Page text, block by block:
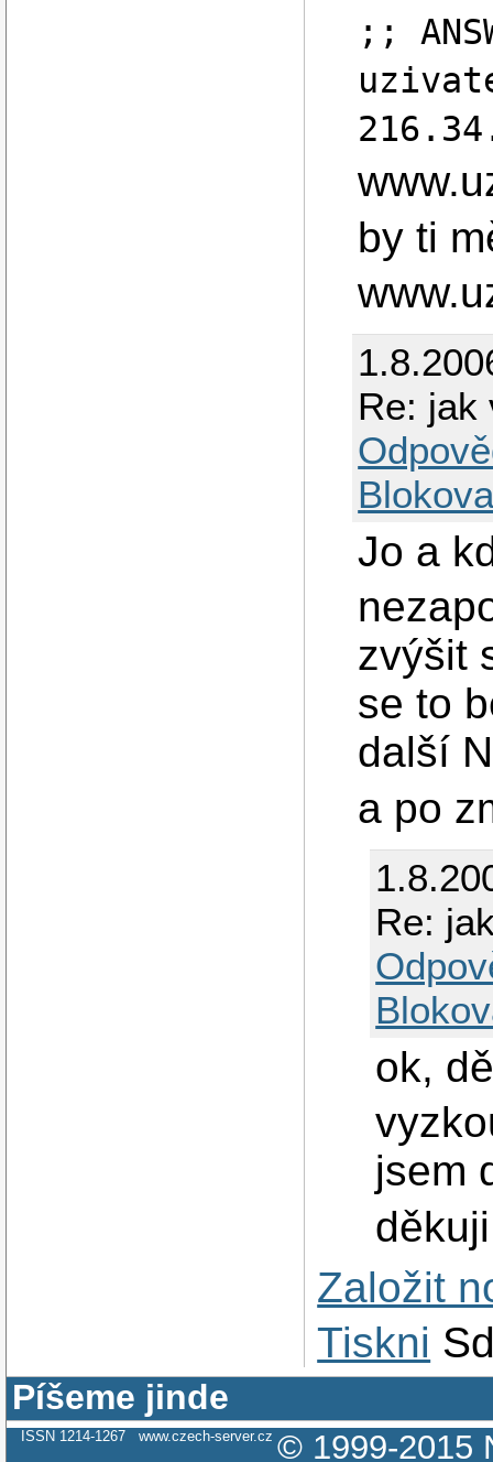
;;
by ti
Re: jak
Jo a
zvýšit
se to
další
a po
Re:
ok,
jsem
děkuji
Založit
Tiskni
Píšeme jinde
ISSN 1214-1267 www.czech-server.cz © 1999-2015